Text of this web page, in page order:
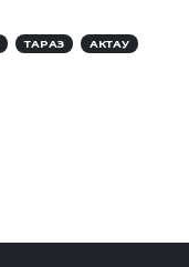
ТАРАЗ АКТАУ